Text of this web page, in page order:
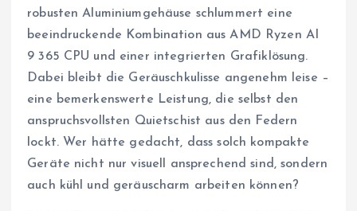
robusten Aluminiumgehäuse schlummert eine
beeindruckende Kombination aus AMD Ryzen AI
9 365 CPU und einer integrierten Grafiklösung.
Dabei bleibt die Geräuschkulisse angenehm leise –
eine bemerkenswerte Leistung, die selbst den
anspruchsvollsten Quietschist aus den Federn
lockt. Wer hätte gedacht, dass solch kompakte
Geräte nicht nur visuell ansprechend sind, sondern
auch kühl und geräuscharm arbeiten können?